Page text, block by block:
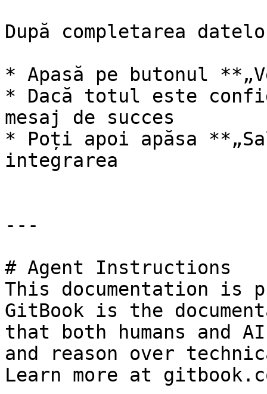
După completarea
* Apasă pe butonul
* Dacă totul este
mesaj de succes
* Poți apoi apăsa
integrarea
---
# Agent Instructions
This documentation is
GitBook is the
that both humans and
and reason over
Learn more at